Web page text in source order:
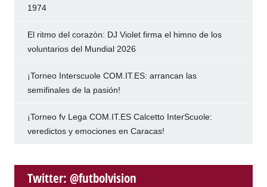
1974
El ritmo del corazón: DJ Violet firma el himno de los
voluntarios del Mundial 2026
¡Torneo Interscuole COM.IT.ES: arrancan las
semifinales de la pasión!
¡Torneo fv Lega COM.IT.ES Calcetto InterScuole:
veredictos y emociones en Caracas!
Twitter: @futbolvision